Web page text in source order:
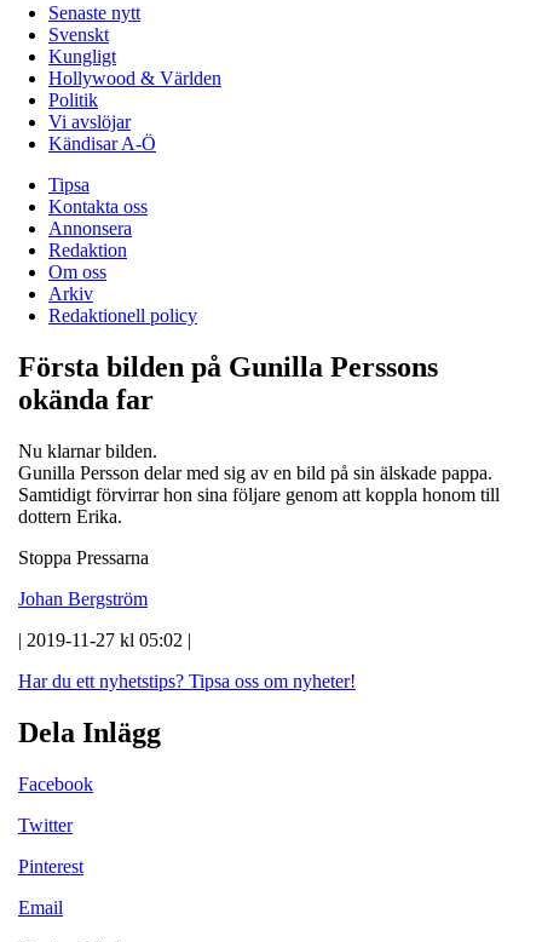
Senaste nytt
Svenskt
Kungligt
Hollywood & Världen
Politik
Vi avslöjar
Kändisar A-Ö
Tipsa
Kontakta oss
Annonsera
Redaktion
Om oss
Arkiv
Redaktionell policy
Första bilden på Gunilla Perssons
okända far
Nu klarnar bilden.
Gunilla Persson delar med sig av en bild på sin älskade pappa.
Samtidigt förvirrar hon sina följare genom att koppla honom till
dottern Erika.
Stoppa Pressarna
Johan Bergström
| 2019-11-27 kl 05:02 |
Har du ett nyhetstips? Tipsa oss om nyheter!
Dela Inlägg
Facebook
Twitter
Pinterest
Email